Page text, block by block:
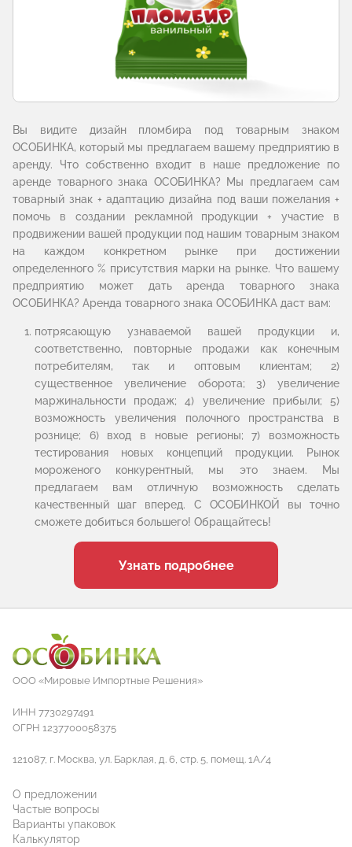
Вы видите дизайн пломбира под товарным знаком
ОСОБИНКА, который мы предлагаем вашему предприятию в
аренду. Что собственно входит в наше предложение по
аренде товарного знака ОСОБИНКА? Мы предлагаем сам
товарный знак + адаптацию дизайна под ваши пожелания +
помочь в создании рекламной продукции + участие в
продвижении вашей продукции под нашим товарным знаком
на каждом конкретном рынке при достижении
определенного % присутствия марки на рынке. Что вашему
предприятию может дать аренда товарного знака
ОСОБИНКА? Аренда товарного знака ОСОБИНКА даст вам:
потрясающую узнаваемой вашей продукции и,
соответственно, повторные продажи как конечным
потребителям, так и оптовым клиентам; 2)
существенное увеличение оборота; 3) увеличение
маржинальности продаж; 4) увеличение прибыли; 5)
возможность увеличения полочного пространства в
рознице; 6) вход в новые регионы; 7) возможность
тестирования новых концепций продукции. Рынок
мороженого конкурентный, мы это знаем. Мы
предлагаем вам отличную возможность сделать
качественный шаг вперед. С ОСОБИНКОЙ вы точно
сможете добиться большего! Обращайтесь!
Узнать подробнее
ООО «Мировые Импортные Решения»
ИНН 7730297491
ОГРН 1237700058375
121087, г. Москва, ул. Барклая, д. 6, стр. 5, помещ. 1А/4
О предложении
Частые вопросы
Варианты упаковок
Калькулятор